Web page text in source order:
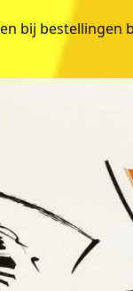
bij bestellingen